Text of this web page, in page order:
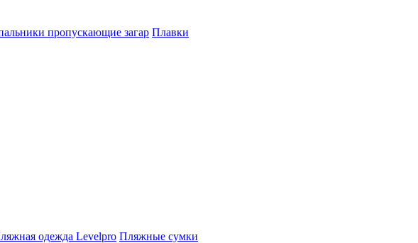
пропускающие загар Плавки
одежда Levelpro Пляжные сумки